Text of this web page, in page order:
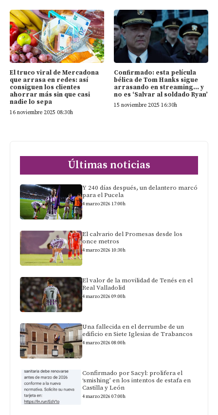
El truco viral de Mercadona
que arrasa en redes: así
consiguen los clientes
ahorrar más sin que casi
nadie lo sepa
16 noviembre 2025 08:30h
Confirmado: esta película
bélica de Tom Hanks sigue
arrasando en streaming… y
no es ‘Salvar al soldado Ryan’
15 noviembre 2025 16:30h
Últimas noticias
Y 240 días después, un delantero marcó
para el Pucela
4 marzo 2026 17:00h
El calvario del Promesas desde los
once metros
4 marzo 2026 10:30h
El valor de la movilidad de Tenés en el
Real Valladolid
4 marzo 2026 09:00h
Una fallecida en el derrumbe de un
edificio en Siete Iglesias de Trabancos
4 marzo 2026 08:00h
Confirmado por Sacyl: prolifera el
‘smishing’ en los intentos de estafa en
Castilla y León
4 marzo 2026 07:00h